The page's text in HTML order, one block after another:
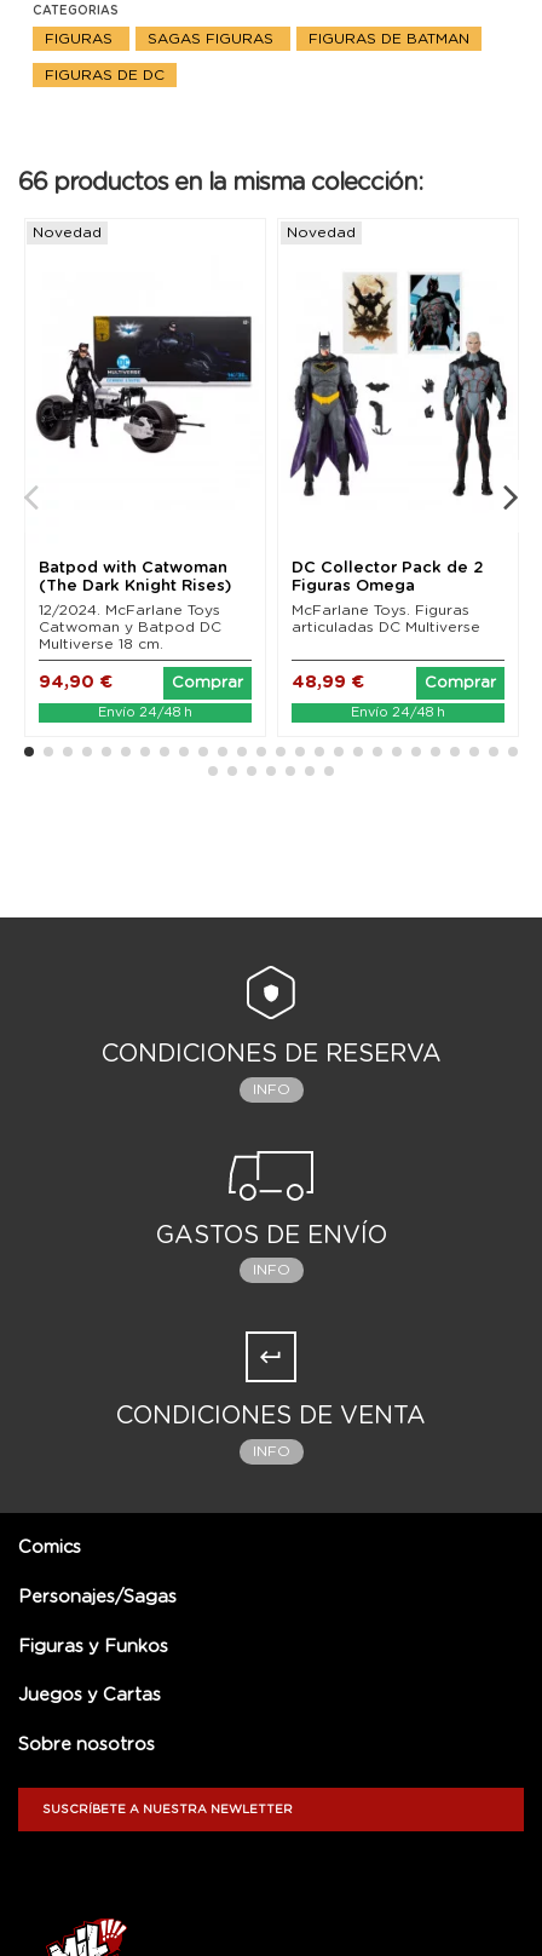
CATEGORIAS
FIGURAS SAGAS FIGURAS FIGURAS DE BATMAN
FIGURAS DE DC
66 productos en la misma colección:
Novedad
Batpod with Catwoman
(The Dark Knight Rises)
Mcfarlane Toys
12/2024. McFarlane Toys
Catwoman y Batpod DC
Multiverse 18 cm.
94,90 € Comprar
Envío 24/48 h
Novedad
DC Collector Pack de 2
Figuras Omega
(Unmasked) & Batman...
McFarlane Toys. Figuras
articuladas DC Multiverse
48,99 € Comprar
Envío 24/48 h
CONDICIONES DE RESERVA
INFO
GASTOS DE ENVÍO
INFO
CONDICIONES DE VENTA
INFO
Comics
Personajes/Sagas
Figuras y Funkos
Juegos y Cartas
Sobre nosotros
SUSCRÍBETE A NUESTRA NEWLETTER